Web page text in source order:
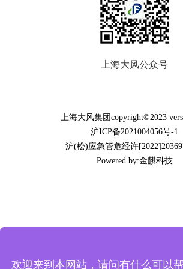
上海大风公众号
上海大风集团copyright©2023
沪ICP备2021004056号-1
沪(松)应急管危经许
Powered by:金麒科技
欢迎来到本网站，请问有什么可以